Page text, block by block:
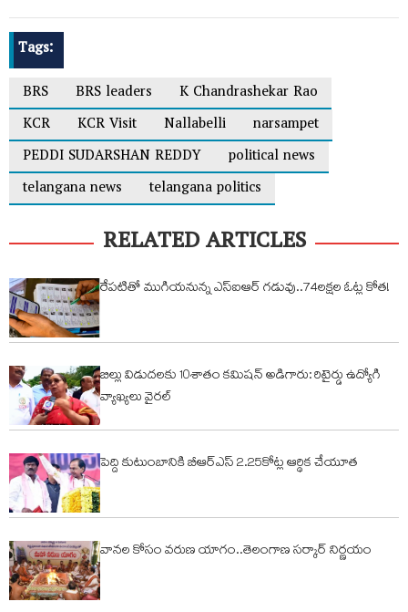
Tags:
BRS
BRS leaders
K Chandrashekar Rao
KCR
KCR Visit Nallabelli
narsampet
PEDDI SUDARSHAN REDDY
political news
telangana news
telangana politics
RELATED ARTICLES
రేపటితో ముగియనున్న ఎస్‌ఐఆర్ గడువు..74లక్షల ఓట్ల కోత!
బిల్లు విడుదలకు 10శాతం కమిషన్ అడిగారు: రిటైర్డు ఉద్యోగి
వ్యాఖ్యలు వైరల్
పెద్ది కుటుంబానికి బీఆర్ఎస్ 2.25కోట్ల ఆర్థిక చేయూత
వానల కోసం వరుణ యాగం..తెలంగాణ సర్కార్ నిర్ణయం